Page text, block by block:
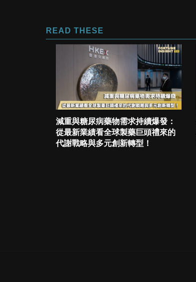
READ THESE
減重與糖尿病藥物需求持續爆發：
從最新業績看全球製藥巨頭禮來的
代謝戰略與多元創新轉型！